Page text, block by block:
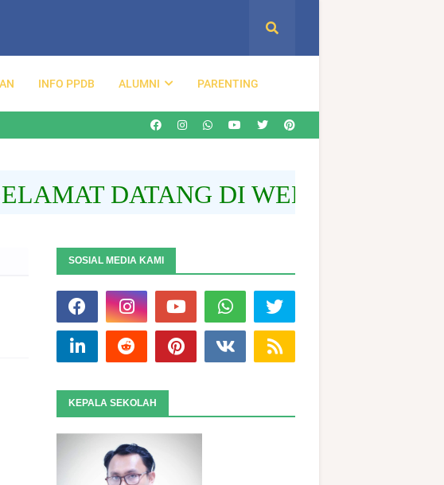
INFO PPDB ALUMNI PARENTING
DATANG DI WEBSITE RESMI
SOSIAL MEDIA KAMI
KEPALA SEKOLAH